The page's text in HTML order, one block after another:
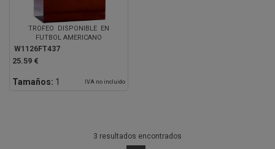
TROFEO DISPONIBLE EN
FUTBOL AMERICANO
W1126FT437
25.59 €
Tamaños: 1 IVA no incluido
3 resultados encontrados